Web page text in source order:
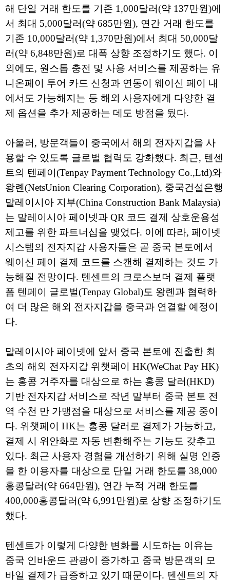
해 단일 거래 한도를 기존 1,000달러(약 137만원)에
서 최대 5,000달러(약 685만원), 연간 거래 한도를
기존 10,000달러(약 1,370만원)에서 최대 50,000달
러(약 6,848만원)로 대폭 상향 조정하기도 했다. 이
외에도, 원스톱 충전 및 사용 서비스를 제공하는 유
니온페이 투어 카드 신청과 연동이 웨이신 페이 내
에서도 가능해지는 등 해외 사용자에게 다양한 결
제 옵션을 추가 제공하는 데도 방점을 뒀다.
아울러, 방문객들이 중국에서 해외 전자지갑을 사
용할 수 있도록 글로벌 협력도 강화했다. 최근, 텐센
트의 텐페이(Tenpay Payment Technology Co.,Ltd)와
왕롄(NetsUnion Clearing Corporation), 중국건설은행
말레이시아 지부(China Construction Bank Malaysia)
는 말레이시아 페이넷과 QR 코드 결제 상호운용성
제고를 위한 파트너십을 맺었다. 이에 따라, 페이넷
시스템의 전자지갑 사용자들은 곧 중국 본토에서
웨이신 페이 결제 코드를 스캔해 결제하는 것도 가
능해질 전망이다. 텐센트의 크로스보더 결제 플랫
폼 텐페이 글로벌(Tenpay Global)도 왕롄과 협력하
여 더 많은 해외 전자지갑을 중국과 연결할 예정이
다.
말레이시아 페이넷에 앞서 중국 본토에 진출한 최
초의 해외 전자지갑 위챗페이 HK(WeChat Pay HK)
는 홍콩 거주자를 대상으로 하는 홍콩 달러(HKD)
기반 전자지갑 서비스로 작년 말부터 중국 본토 전
역 수천 만 가맹점을 대상으로 서비스를 제공 중이
다. 위챗페이 HK는 홍콩 달러로 결제가 가능하고,
결제 시 위안화로 자동 변환해주는 기능도 갖추고
있다. 최근 사용자 경험을 개선하기 위해 실명 인증
을 한 이용자를 대상으로 단일 거래 한도를 38,000
홍콩달러(약 664만원), 연간 누적 거래 한도를
400,000홍콩달러(약 6,991만원)로 상향 조정하기도
했다.
텐센트가 이렇게 다양한 변화를 시도하는 이유는
중국 인바운드 관광이 증가하고 중국 방문객의 모
바일 결제가 급증하고 있기 때문이다. 텐센트의 자